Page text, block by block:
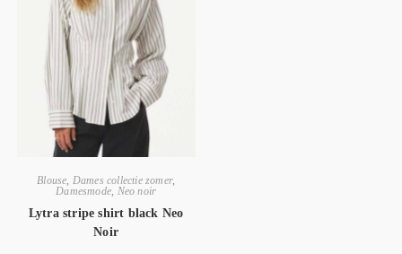
Blouse Dames collectie zomer,
Damesmode Neo noir
Lytra stripe shirt black Neo
Noir